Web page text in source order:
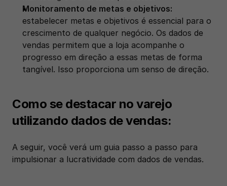
Monitoramento de metas e objetivos:
estabelecer metas e objetivos é essencial para o
crescimento de qualquer negócio. Os dados de
vendas permitem que a loja acompanhe o
progresso em direção a essas metas de forma
tangível. Isso proporciona um senso de direção.
Como se destacar no varejo
utilizando dados de vendas:
A seguir, você verá um guia passo a passo para
impulsionar a lucratividade com dados de vendas.